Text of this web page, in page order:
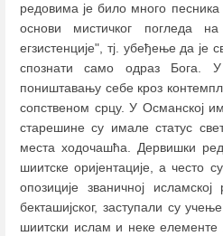
редовима је било много
основи мистичког погледа
егзистенције", тј. убеђење да је
спознати само одраз Бога.
поништавању себе кроз
сопственом срцу. У Османској
старешине су имале статус
места ходочашћа. Дервишки
шиитске оријентације, а често
опозиције званичној
бекташијског, заступали су
шиитски ислам и неке елементе